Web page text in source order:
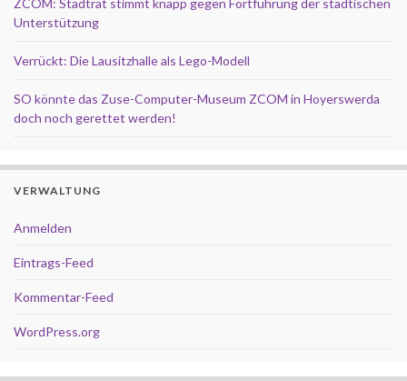
ZCOM: Stadtrat stimmt knapp gegen Fortführung der städtischen
Unterstützung
Verrückt: Die Lausitzhalle als Lego-Modell
SO könnte das Zuse-Computer-Museum ZCOM in Hoyerswerda
doch noch gerettet werden!
VERWALTUNG
Anmelden
Eintrags-Feed
Kommentar-Feed
WordPress.org